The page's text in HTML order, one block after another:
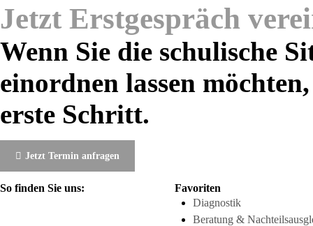
Jetzt Erstgespräch
Wenn Sie die schulische
einordnen lassen
erste Schritt.
Jetzt Termin anfragen
So finden Sie uns:
Favoriten
Diagnostik
Beratung &